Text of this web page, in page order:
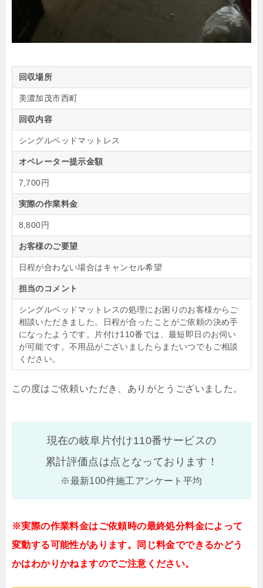
回収場所
美濃加茂市西町
回収内容
シングルベッドマットレス
オペレーター提示金額
7,700円
実際の作業料金
8,800円
お客様のご要望
日程が合わない場合はキャンセル希望
担当のコメント
シングルベッドマットレスの処理にお困りのお客様からご
相談いただきました。日程が合ったことがご依頼の決め手
になったようです。片付け110番では、最短即日のお伺い
が可能です。不用品がございましたらまたいつでもご相談
ください。
この度はご依頼いただき、ありがとうございました。
現在の岐阜片付け110番サービスの
累計評価点は点となっております！
※最新100件施工アンケート平均
※実際の作業料金はご依頼時の最終処分料金によって
変動する可能性があります。同じ料金でできるかどう
かはわかりかねますのでご注意ください。